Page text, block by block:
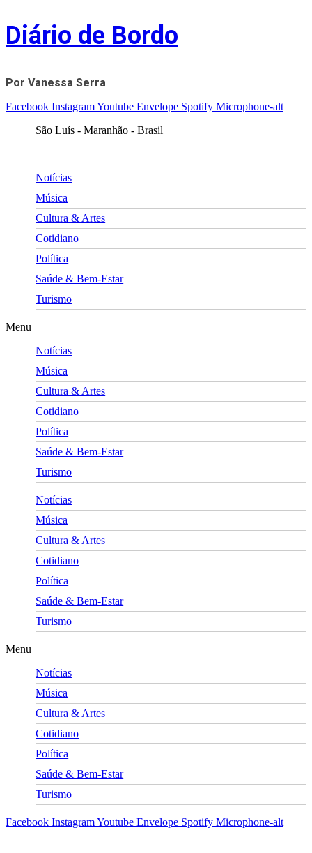
Skip
to
content
Diário de Bordo
Por Vanessa Serra
Facebook InstagramYoutube Envelope Spotify Microphone-alt
São Luís - Maranhão - Brasil
Notícias
Música
Cultura & Artes
Cotidiano
Política
Saúde & Bem-Estar
Turismo
Menu
Notícias
Música
Cultura & Artes
Cotidiano
Política
Saúde & Bem-Estar
Turismo
Notícias
Música
Cultura & Artes
Cotidiano
Política
Saúde & Bem-Estar
Turismo
Menu
Notícias
Música
Cultura & Artes
Cotidiano
Política
Saúde & Bem-Estar
Turismo
Facebook InstagramYoutube Envelope Spotify Microphone-alt